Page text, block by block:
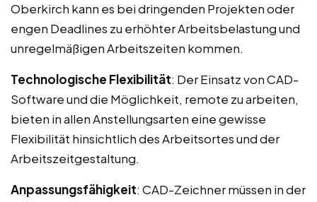
Oberkirch kann es bei dringenden Projekten oder
engen Deadlines zu erhöhter Arbeitsbelastung und
unregelmäßigen Arbeitszeiten kommen.
Technologische Flexibilität: Der Einsatz von CAD-
Software und die Möglichkeit, remote zu arbeiten,
bieten in allen Anstellungsarten eine gewisse
Flexibilität hinsichtlich des Arbeitsortes und der
Arbeitszeitgestaltung.
Anpassungsfähigkeit: CAD-Zeichner müssen in der